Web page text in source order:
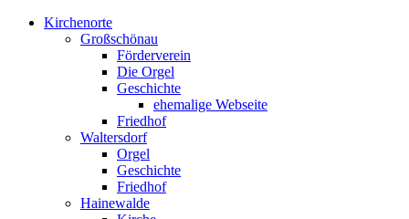
Kirchenorte
Großschönau
Förderverein
Die Orgel
Geschichte
ehemalige Webseite
Friedhof
Waltersdorf
Orgel
Geschichte
Friedhof
Hainewalde